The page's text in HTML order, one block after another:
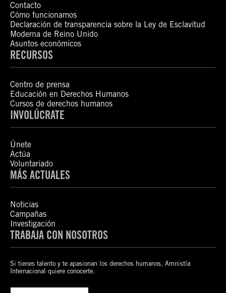
Contacto
Cómo funcionamos
Declaración de transparencia sobre la Ley de Esclavitud
Moderna de Reino Unido
Asuntos económicos
RECURSOS
Centro de prensa
Educación en Derechos Humanos
Cursos de derechos humanos
INVOLÚCRATE
Únete
Actúa
Voluntariado
MÁS ACTUALES
Noticias
Campañas
Investigación
TRABAJA CON NOSOTROS
Si tienes talento y te apasionan los derechos humanos, Amnistía
Internacional quiere conocerte.